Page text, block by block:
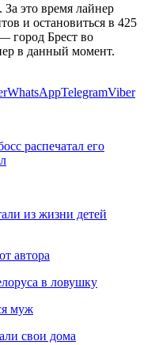
это время лайнер
и остановиться в 425
город Брест во
в данный момент.
WhatsAppTelegramViber
распечатал его
из жизни детей
автора
в ловушку
муж
свои дома